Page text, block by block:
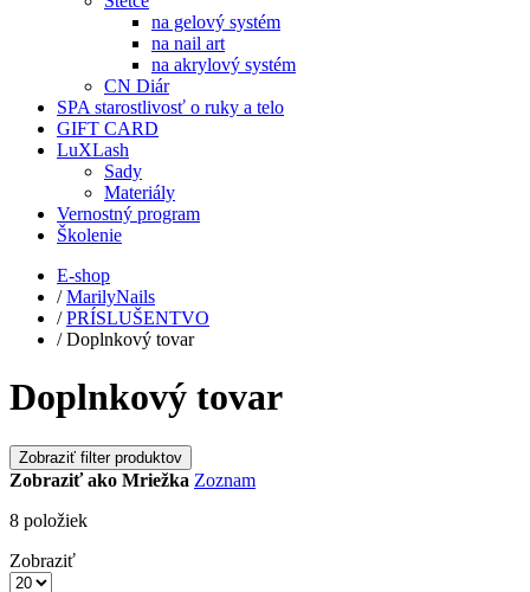
na gelový systém
na nail art
na akrylový systém
CN Diár
SPA starostlivosť o ruky a telo
GIFT CARD
LuXLash
Sady
Materiály
Vernostný program
Školenie
E-shop
/ MarilyNails
/ PRÍSLUŠENTVO
/ Doplnkový tovar
Doplnkový tovar
Zobraziť filter produktov
Zobraziť ako Mriežka Zoznam
8 položiek
Zobraziť